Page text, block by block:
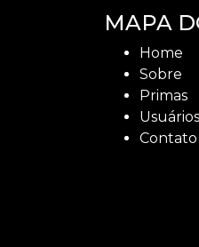
MAPA
Home
Sobre
Primas
Usuários
Contato